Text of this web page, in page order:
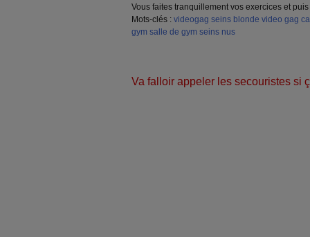
Vous faites tranquillement vos exercices et
Mots-clés : videogag seins blonde video gag
gym salle de gym seins nus
Va falloir appeler les secouristes si